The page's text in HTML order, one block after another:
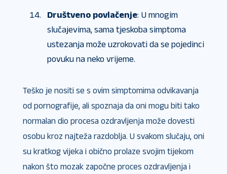
Društveno povlačenje: U mnogim
slučajevima, sama tjeskoba simptoma
ustezanja može uzrokovati da se pojedinci
povuku na neko vrijeme.
Teško je nositi se s ovim simptomima odvikavanja
od pornografije, ali spoznaja da oni mogu biti tako
normalan dio procesa ozdravljenja može dovesti
osobu kroz najteža razdoblja. U svakom slučaju, oni
su kratkog vijeka i obično prolaze svojim tijekom
nakon što mozak započne proces ozdravljenja i